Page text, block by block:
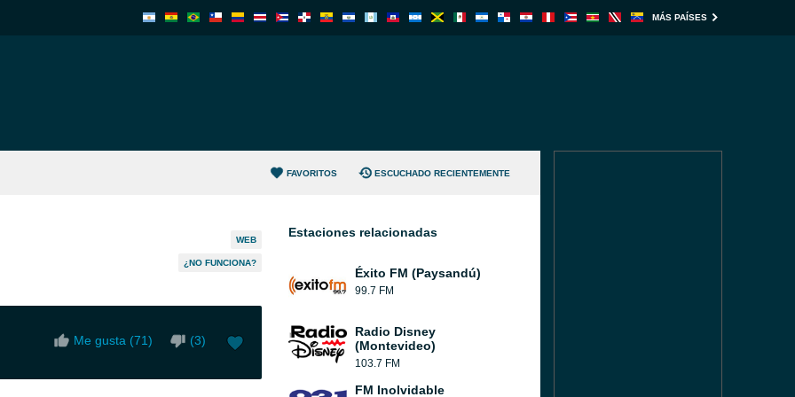
MÁS PAÍSES
FAVORITOS ESCUCHADO RECIENTEMENTE
WEB
¿NO FUNCIONA?
Me gusta (71) (3)
Estaciones relacionadas
Éxito FM (Paysandú)
99.7 FM
Radio Disney
(Montevideo)
103.7 FM
FM Inolvidable